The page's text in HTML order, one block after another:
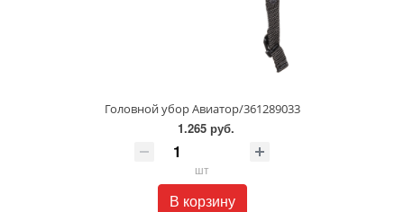
Головной убор Авиатор/361289033
1.265 руб.
шт
В корзину